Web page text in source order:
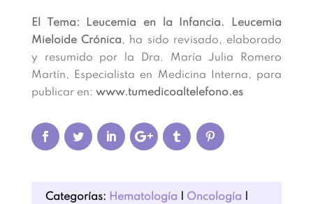
El Tema: Leucemia en la Infancia. Leucemia
Mieloide Crónica, ha sido revisado, elaborado
y resumido por la Dra. María Julia Romero
Martín, Especialista en Medicina Interna, para
publicar en: www.tumedicoaltelefono.es
Categorías: Hematología Oncología